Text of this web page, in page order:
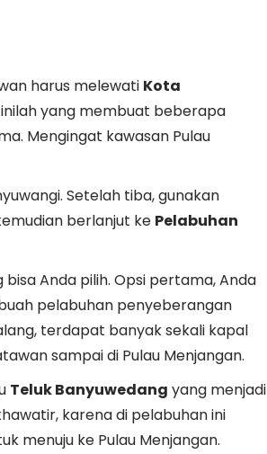
harus melewati Kota
yang membuat beberapa
Mengingat kawasan Pulau
Setelah tiba, gunakan
berlanjut ke Pelabuhan
Anda pilih. Opsi pertama, Anda
pelabuhan penyeberangan
terdapat banyak sekali kapal
sampai di Pulau Menjangan.
Teluk Banyuwedang yang menjadi
karena di pelabuhan ini
menuju ke Pulau Menjangan.